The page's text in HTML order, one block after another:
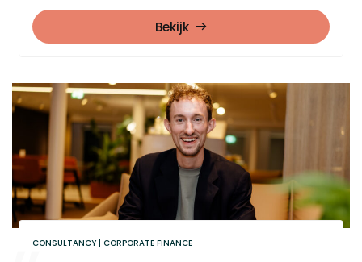
Bekijk
CONSULTANCY CORPORATE FINANCE